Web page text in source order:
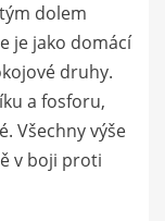
dolem
je jako domácí
druhy.
a fosforu,
Všechny výše
v boji proti